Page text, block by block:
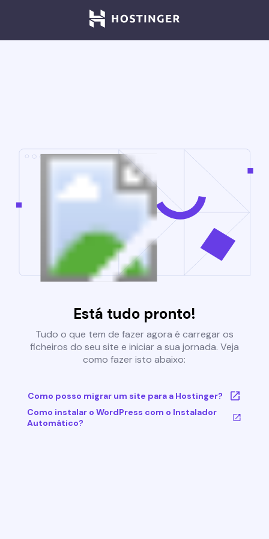
Está tudo pronto!
Tudo o que tem de fazer agora é carregar os
ficheiros do seu site e iniciar a sua jornada. Veja
como fazer isto abaixo:
Como posso migrar um site para a Hostinger?
Como instalar o WordPress com o Instalador
Automático?